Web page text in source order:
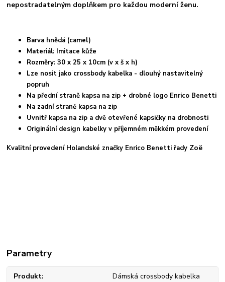
nepostradatelným doplňkem pro každou moderní ženu.
Barva hnědá (camel)
Materiál: Imitace kůže
Rozměry: 30 x 25 x 10cm (v x š x h)
Lze nosit jako crossbody kabelka - dlouhý nastavitelný
popruh
Na přední straně kapsa na zip + drobné logo Enrico Benetti
Na zadní straně kapsa na zip
Uvnitř kapsa na zip a dvě otevřené kapsičky na drobnosti
Originální design kabelky v příjemném měkkém provedení
Kvalitní provedení Holandské značky Enrico Benetti řady Zoë
Parametry
Produkt Dámská crossbody kabelka